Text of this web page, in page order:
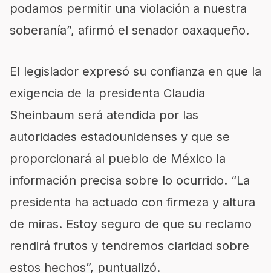
podamos permitir una violación a nuestra
soberanía”, afirmó el senador oaxaqueño.
El legislador expresó su confianza en que la
exigencia de la presidenta Claudia
Sheinbaum será atendida por las
autoridades estadounidenses y que se
proporcionará al pueblo de México la
información precisa sobre lo ocurrido. “La
presidenta ha actuado con firmeza y altura
de miras. Estoy seguro de que su reclamo
rendirá frutos y tendremos claridad sobre
estos hechos”, puntualizó.